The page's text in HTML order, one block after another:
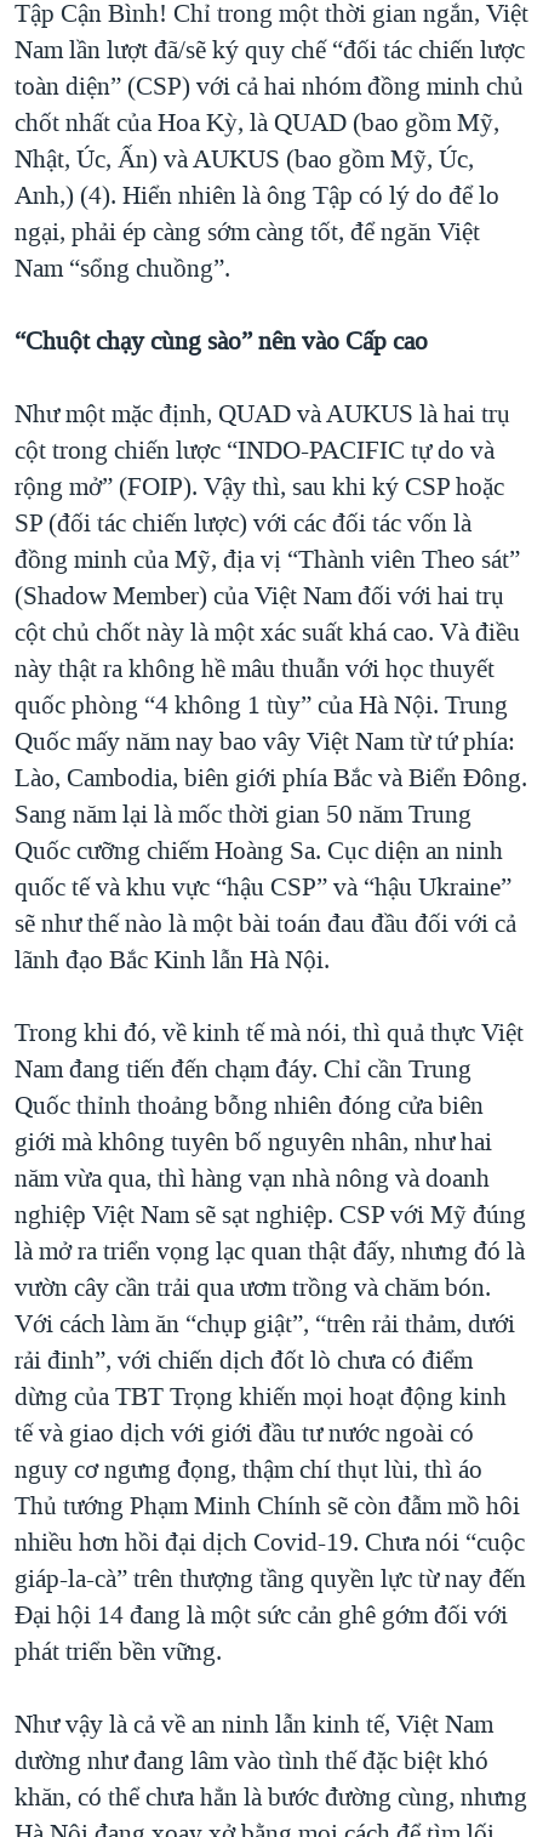
Tập Cận Bình! Chỉ trong một thời gian ngắn, Việt
Nam lần lượt đã/sẽ ký quy chế “đối tác chiến lược
toàn diện” (CSP) với cả hai nhóm đồng minh chủ
chốt nhất của Hoa Kỳ, là QUAD (bao gồm Mỹ,
Nhật, Úc, Ấn) và AUKUS (bao gồm Mỹ, Úc,
Anh,) (4). Hiển nhiên là ông Tập có lý do để lo
ngại, phải ép càng sớm càng tốt, để ngăn Việt
Nam “sổng chuồng”.
“Chuột chạy cùng sào” nên vào Cấp cao
Như một mặc định, QUAD và AUKUS là hai trụ
cột trong chiến lược “INDO-PACIFIC tự do và
rộng mở” (FOIP). Vậy thì, sau khi ký CSP hoặc
SP (đối tác chiến lược) với các đối tác vốn là
đồng minh của Mỹ, địa vị “Thành viên Theo sát”
(Shadow Member) của Việt Nam đối với hai trụ
cột chủ chốt này là một xác suất khá cao. Và điều
này thật ra không hề mâu thuẫn với học thuyết
quốc phòng “4 không 1 tùy” của Hà Nội. Trung
Quốc mấy năm nay bao vây Việt Nam từ tứ phía:
Lào, Cambodia, biên giới phía Bắc và Biển Đông.
Sang năm lại là mốc thời gian 50 năm Trung
Quốc cưỡng chiếm Hoàng Sa. Cục diện an ninh
quốc tế và khu vực “hậu CSP” và “hậu Ukraine”
sẽ như thế nào là một bài toán đau đầu đối với cả
lãnh đạo Bắc Kinh lẫn Hà Nội.
Trong khi đó, về kinh tế mà nói, thì quả thực Việt
Nam đang tiến đến chạm đáy. Chỉ cần Trung
Quốc thỉnh thoảng bỗng nhiên đóng cửa biên
giới mà không tuyên bố nguyên nhân, như hai
năm vừa qua, thì hàng vạn nhà nông và doanh
nghiệp Việt Nam sẽ sạt nghiệp. CSP với Mỹ đúng
là mở ra triển vọng lạc quan thật đấy, nhưng đó là
vườn cây cần trải qua ươm trồng và chăm bón.
Với cách làm ăn “chụp giật”, “trên rải thảm, dưới
rải đinh”, với chiến dịch đốt lò chưa có điểm
dừng của TBT Trọng khiến mọi hoạt động kinh
tế và giao dịch với giới đầu tư nước ngoài có
nguy cơ ngưng đọng, thậm chí thụt lùi, thì áo
Thủ tướng Phạm Minh Chính sẽ còn đẫm mồ hôi
nhiều hơn hồi đại dịch Covid-19. Chưa nói “cuộc
giáp-la-cà” trên thượng tầng quyền lực từ nay đến
Đại hội 14 đang là một sức cản ghê gớm đối với
phát triển bền vững.
Như vậy là cả về an ninh lẫn kinh tế, Việt Nam
dường như đang lâm vào tình thế đặc biệt khó
khăn, có thể chưa hẳn là bước đường cùng, nhưng